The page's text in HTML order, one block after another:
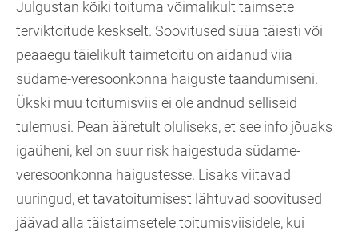
Julgustan kõiki toituma võimalikult taimsete
terviktoitude keskselt. Soovitused süüa täiesti või
peaaegu täielikult taimetoitu on aidanud viia
südame-veresoonkonna haiguste taandumiseni.
Ükski muu toitumisviis ei ole andnud selliseid
tulemusi. Pean ääretult oluliseks, et see info jõuaks
igaüheni, kel on suur risk haigestuda südame-
veresoonkonna haigustesse. Lisaks viitavad
uuringud, et tavatoitumisest lähtuvad soovitused
jäävad alla täistaimsetele toitumisviisidele, kui